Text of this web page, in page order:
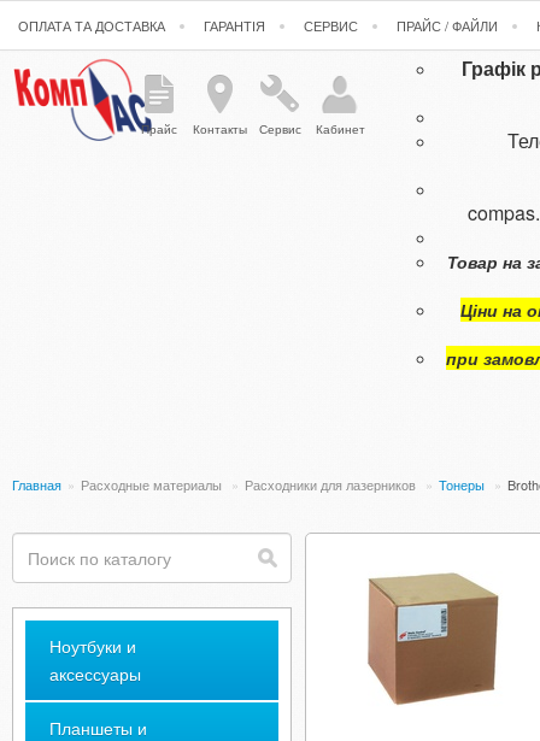
ОПЛАТА ТА ДОСТАВКА ГАРАНТІЯ СЕРВИС ПРАЙС / ФАЙЛИ
Прайс Контакты Сервис Кабинет
Графік
Товар на
Ціни на
при
Главная » Расходные материалы » Расходники для лазерников » Тонеры »
Ноутбуки и
аксессуары
Планшеты и